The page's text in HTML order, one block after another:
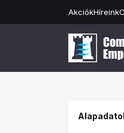
AkciókHíreink